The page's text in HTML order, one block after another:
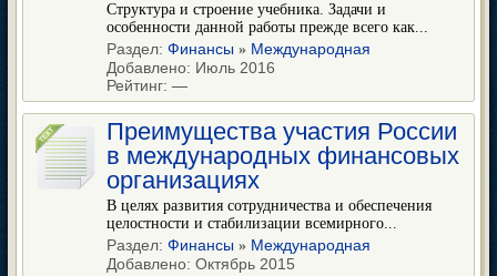
Структура и строение учебника. Задачи и
особенности данной работы прежде всего как...
Раздел: Финансы » Международная
Добавлено: Июль 2016
Рейтинг: —
Преимущества участия России
в международных финансовых
организациях
В целях развития сотрудничества и обеспечения
целостности и стабилизации всемирного...
Раздел: Финансы » Международная
Добавлено: Октябрь 2015